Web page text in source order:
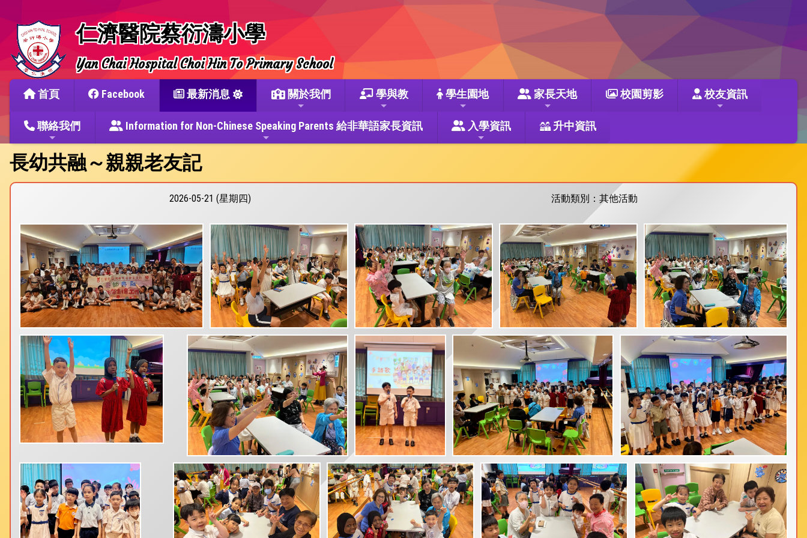
仁濟醫院蔡衍濤小學
Yan Chai Hospital Choi Hin To Primary School
首頁 Facebook 最新消息 關於我們 學與教 學生園地 家長天地 校園剪影 校友資訊
聯絡我們 Information for Non-Chinese Speaking Parents 給非華語家長資訊 入學資訊 升中資訊
長幼共融～親親老友記
2026-05-21 (星期四) 活動類別：其他活動